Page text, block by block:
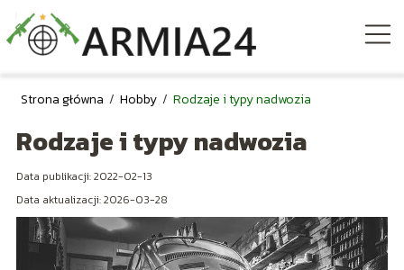
Strona główna / Hobby / Rodzaje i typy nadwozia
Rodzaje i typy nadwozia
Data publikacji: 2022-02-13
Data aktualizacji: 2026-03-28